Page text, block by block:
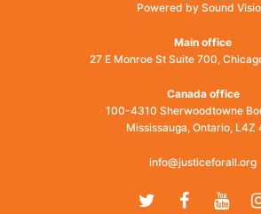
Powered by Sound
Main office
27 E Monroe St Suite 700,
Canada office
100-4310 Sherwoodtowne
Mississauga, Ontario, L4Z
info@justiceforall.org
Twitter